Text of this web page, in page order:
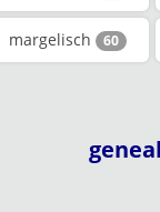
margelisch 60